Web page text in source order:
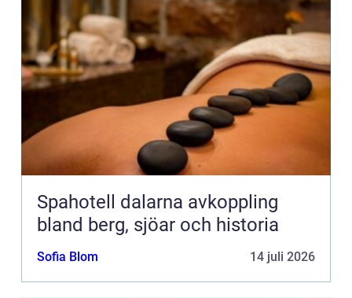
Spahotell dalarna avkoppling
bland berg, sjöar och historia
Sofia Blom 14 juli 2026